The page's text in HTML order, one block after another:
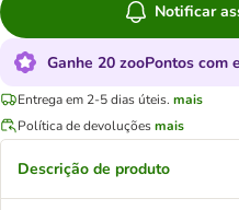
Notificar
Ganhe 20 zooPontos com
Entrega em 2-5 dias úteis. mais
Política de devoluçõesmais
Descrição de produto